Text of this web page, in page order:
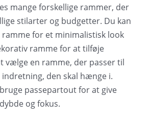
mange forskellige rammer, der
stilarter og budgetter. Du kan
for et minimalistisk look
ramme for at tilføje
vælge en ramme, der passer til
den skal hænge i.
passepartout for at give
og fokus.